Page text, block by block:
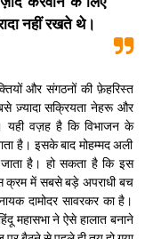
पुरस्कार
नहीं रखते थे।
और संगठनों की फ़ेहरिस्त
ज़्यादा सक्रियता नेहरू और
यही वज़ह है कि विभाजन के
है। इसके बाद मोहम्मद अली
है। हो सकता है कि इस
क्रम में सबसे बड़े अपराधी बच
दामोदर सावरकर का है।
महासभा ने ऐसे हालात बनाने